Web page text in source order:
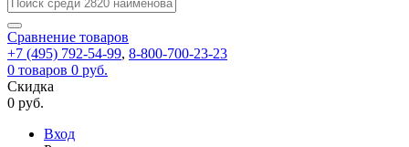
Запомнить
меня
Забыли
адрес,
перейдя
по
которой
вы
новый
для
смены
пароля.
Сменить
пользовательского
соглашения
Сравнение товаров
+7 (495) 792-54-99, 8-800-700-23-23
0 товаров 0 руб.
Скидка
0 руб.
Вход